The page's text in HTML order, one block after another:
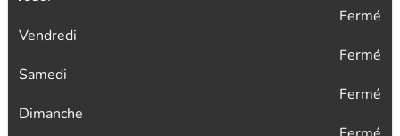
Fermé
Vendredi
Fermé
Samedi
Fermé
Dimanche